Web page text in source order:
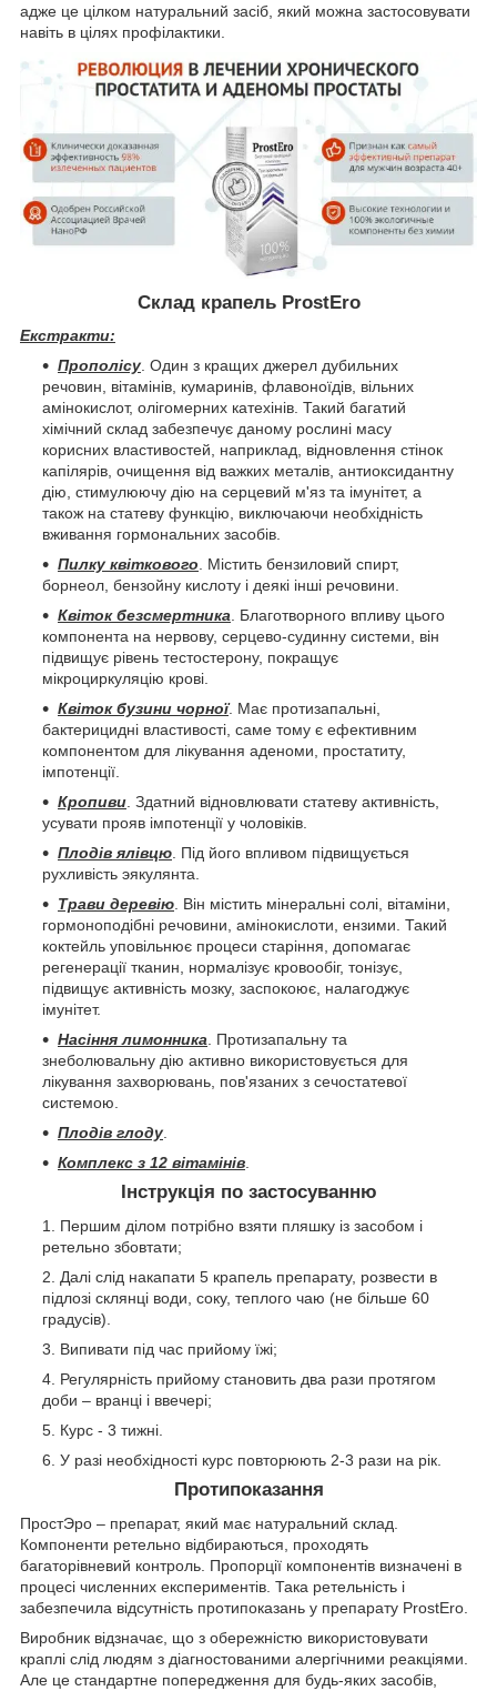
адже це цілком натуральний засіб, який можна застосовувати
навіть в цілях профілактики.
Склад крапель ProstEro
Екстракти:
Прополісу. Один з кращих джерел дубильних
речовин, вітамінів, кумаринів, флавоноїдів, вільних
амінокислот, олігомерних катехінів. Такий багатий
хімічний склад забезпечує даному рослині масу
корисних властивостей, наприклад, відновлення стінок
капілярів, очищення від важких металів, антиоксидантну
дію, стимулюючу дію на серцевий м'яз та імунітет, а
також на статеву функцію, виключаючи необхідність
вживання гормональних засобів.
Пилку квіткового. Містить бензиловий спирт,
борнеол, бензойну кислоту і деякі інші речовини.
Квіток безсмертника. Благотворного впливу цього
компонента на нервову, серцево-судинну системи, він
підвищує рівень тестостерону, покращує
мікроциркуляцію крові.
Квіток бузини чорної. Має протизапальні,
бактерицидні властивості, саме тому є ефективним
компонентом для лікування аденоми, простатиту,
імпотенції.
Кропиви. Здатний відновлювати статеву активність,
усувати прояв імпотенції у чоловіків.
Плодів ялівцю. Під його впливом підвищується
рухливість эякулянта.
Трави деревію. Він містить мінеральні солі, вітаміни,
гормоноподібні речовини, амінокислоти, ензими. Такий
коктейль уповільнює процеси старіння, допомагає
регенерації тканин, нормалізує кровообіг, тонізує,
підвищує активність мозку, заспокоює, налагоджує
імунітет.
Насіння лимонника. Протизапальну та
знеболювальну дію активно використовується для
лікування захворювань, пов'язаних з сечостатевої
системою.
Плодів глоду.
Комплекс з 12 вітамінів.
Інструкція по застосуванню
Першим ділом потрібно взяти пляшку із засобом і
ретельно збовтати;
Далі слід накапати 5 крапель препарату, розвести в
підлозі склянці води, соку, теплого чаю (не більше 60
градусів).
Випивати під час прийому їжі;
Регулярність прийому становить два рази протягом
доби – вранці і ввечері;
Курс - 3 тижні.
У разі необхідності курс повторюють 2-3 рази на рік.
Протипоказання
ПростЭро – препарат, який має натуральний склад.
Компоненти ретельно відбираються, проходять
багаторівневий контроль. Пропорції компонентів визначені в
процесі численних експериментів. Така ретельність і
забезпечила відсутність протипоказань у препарату ProstEro.
Виробник відзначає, що з обережністю використовувати
краплі слід людям з діагностованими алергічними реакціями.
Але це стандартне попередження для будь-яких засобів,